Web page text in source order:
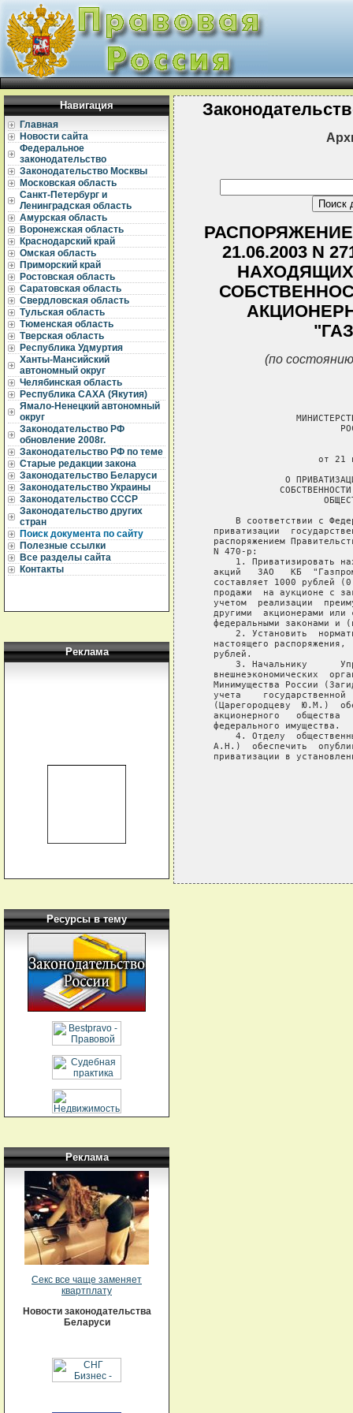
Навигация
Главная
Новости сайта
Федеральное
законодательство
Законодательство Москвы
Московская область
Санкт-Петербург и
Ленинградская область
Амурская область
Воронежская область
Краснодарский край
Омская область
Приморский край
Ростовская область
Саратовская область
Свердловская область
Тульская область
Тюменская область
Тверская область
Республика Удмуртия
Ханты-Мансийский
автономный округ
Челябинская область
Республика САХА (Якутия)
Ямало-Ненецкий автономный
округ
Законодательство РФ
обновление 2008г.
Законодательство РФ по теме
Старые редакции закона
Законодательство Беларуси
Законодательство Украины
Законодательство СССР
Законодательство других
стран
Поиск документа по сайту
Полезные ссылки
Все разделы сайта
Контакты
Реклама
Ресурсы в тему
Реклама
Секс все чаще заменяет
квартплату
Новости законодательства
Беларуси
21.06.2003 N
(по
от 21
О
В соответствии с
приватизации
распоряжением
   N 470-р:
1. Приватизировать
акций   ЗАО   КБ
составляет 1000 рублей
продажи  на аукционе с
учетом  реализации
другими  акционерами или
федеральными законами и
2. Установить
настоящего распоряжения,
   рублей.
3. Начальнику
внешнеэкономических
Минимущества России
учета    государственной
(Царегородцеву  Ю.М.)
акционерного   общества
   федерального имущества.
4. Отделу
А.Н.)  обеспечить
приватизации в